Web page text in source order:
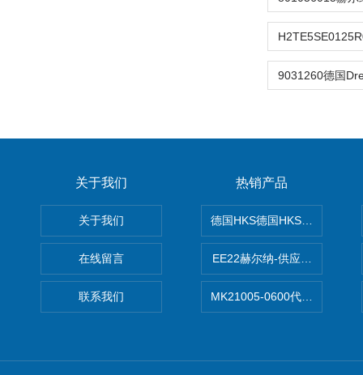
关于我们
关于我们
在线留言
联系我们
热销产品
德国HKS德国HKS液压旋转摆
EE22赫尔纳-供应
MK21005-0600代理德国MK